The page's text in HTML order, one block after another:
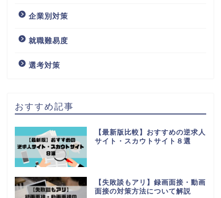
企業別対策
就職難易度
選考対策
おすすめ記事
【最新版比較】おすすめの逆求人
サイト・スカウトサイト８選
【失敗談もアリ】録画面接・動画
面接の対策方法について解説